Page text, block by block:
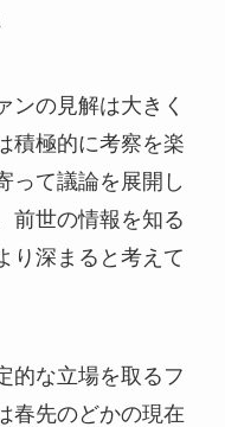
ンの見解は大きく
積極的に考察を楽
って議論を展開し
前世の情報を知る
り深まると考えて
的な立場を取るフ
春先のどかの現在